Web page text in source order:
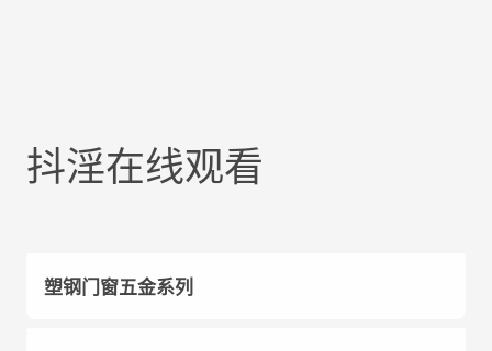
抖淫在线观看
塑钢门窗五金系列